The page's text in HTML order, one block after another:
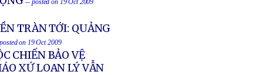
-- posted on 19 Oct 2009
TRÀN TỚI: QUẢNG
on 19 Oct 2009
CHIẾN BẢO VỆ
XỨ LOAN LÝ VẪN